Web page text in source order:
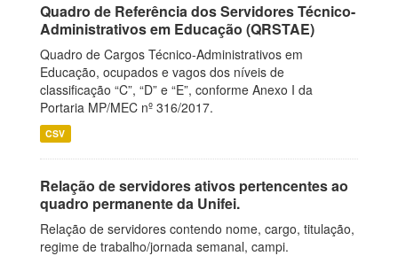
Quadro de Referência dos Servidores Técnico-
Administrativos em Educação (QRSTAE)
Quadro de Cargos Técnico-Administrativos em
Educação, ocupados e vagos dos níveis de
classificação “C”, “D” e “E”, conforme Anexo I da
Portaria MP/MEC nº 316/2017.
CSV
Relação de servidores ativos pertencentes ao
quadro permanente da Unifei.
Relação de servidores contendo nome, cargo, titulação,
regime de trabalho/jornada semanal, campi.